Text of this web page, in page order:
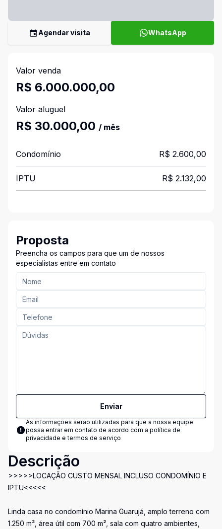
Agendar visita WhatsApp
Valor venda
R$ 6.000.000,00
Valor aluguel
R$ 30.000,00 / mês
Condomínio R$ 2.600,00
IPTU R$ 2.132,00
Proposta
Preencha os campos para que um de nossos
especialistas entre em contato
Enviar
As informações serão utilizadas para que a nossa equipe
possa entrar em contato de acordo com a política de
privacidade e termos de serviço
Descrição
>>>>>LOCAÇÃO CUSTO MENSAL INCLUSO CONDOMÍNIO E
IPTU<<<<<
Linda casa no condomínio Marina Guarujá, amplo terreno com
1.250 m², área útil com 700 m², sala com quatro ambientes,